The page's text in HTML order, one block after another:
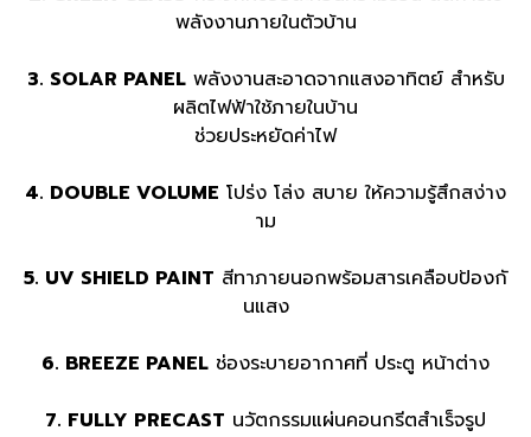
พลังงานภายในตัวบ้าน
3. SOLAR PANEL​พลังงานสะอาดจากแสงอาทิตย์ สำหรับ
ผลิตไฟฟ้าใช้ภายในบ้าน
ช่วยประหยัดค่าไฟ
4. DOUBLE VOLUME โปร่ง โล่ง สบาย ให้ความรู้สึกสง่าง
าม
5. UV SHIELD PAINT สีทาภายนอกพร้อมสารเคลือบป้องกั
นแสง
6. BREEZE PANEL ช่องระบายอากาศที่ ประตู หน้าต่าง
7. FULLY PRECAST นวัตกรรมแผ่นคอนกรีตสำเร็จรูป